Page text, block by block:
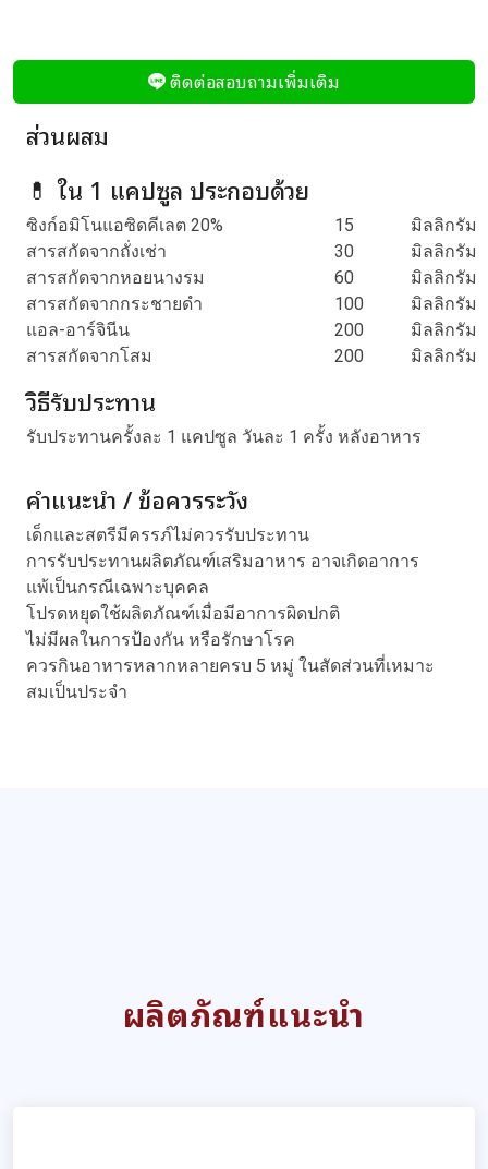
ติดต่อสอบถามเพิ่มเติม
ส่วนผสม
💊 ใน 1 แคปซูล ประกอบด้วย
ซิงก์อมิโนแอซิดคีเลต 20% 15
มิลลิกรัม
สารสกัดจากถั่งเช่า
30
มิลลิกรัม
สารสกัดจากหอยนางรม
60
มิลลิกรัม
สารสกัดจากกระชายดำ
100
มิลลิกรัม
แอล-อาร์จินีน
200
มิลลิกรัม
สารสกัดจากโสม
200 มิลลิกรัม
วิธีรับประทาน
รับประทานครั้งละ 1 แคปซูล วันละ 1 ครั้ง หลังอาหาร
คำแนะนำ / ข้อควรระวัง
เด็กและสตรีมีครรภ์ไม่ควรรับประทาน
การรับประทานผลิตภัณฑ์เสริมอาหาร อาจเกิดอาการ
แพ้เป็นกรณีเฉพาะบุคคล
โปรดหยุดใช้ผลิตภัณฑ์เมื่อมีอาการผิดปกติ
ไม่มีผลในการป้องกัน หรือรักษาโรค
ควรกินอาหารหลากหลายครบ 5 หมู่ ในสัดส่วนที่เหมาะ
สมเป็นประจำ
ผลิตภัณฑ์แนะนำ